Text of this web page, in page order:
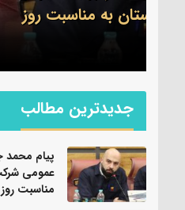
روایت صنعت
جدیدترین مطالب
پیام محمد
عمومی
مناسبت روز